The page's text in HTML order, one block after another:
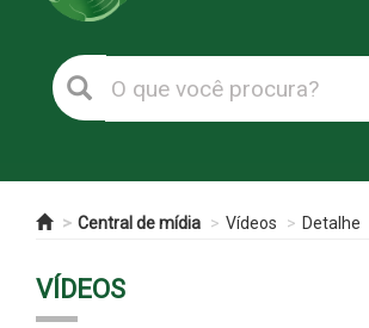
Central de mídia Vídeos Detalhe
VÍDEOS